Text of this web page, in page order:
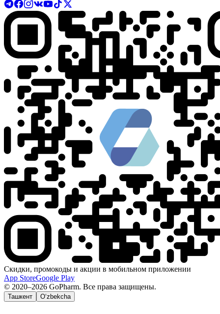
Скидки, промокоды и акции в мобильном приложении
App StoreGoogle Play
© 2020–2026 GoPharm. Все права защищены.
Ташкент O‘zbekcha